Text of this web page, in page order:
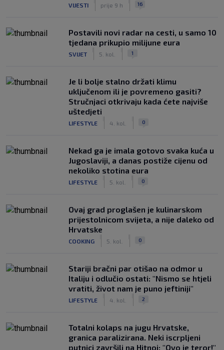
VIJESTI prije 9 h 16
Postavili novi radar na cesti, u samo 10
tjedana prikupio milijune eura
SVIJET 5. kol. 1
Je li bolje stalno držati klimu
uključenom ili je povremeno gasiti?
Stručnjaci otkrivaju kada ćete najviše
uštedjeti
LIFESTYLE 4. kol. 0
Nekad ga je imala gotovo svaka kuća u
Jugoslaviji, a danas postiže cijenu od
nekoliko stotina eura
LIFESTYLE 5. kol. 0
Ovaj grad proglašen je kulinarskom
prijestolnicom svijeta, a nije daleko od
Hrvatske
COOKING 5. kol. 0
Stariji bračni par otišao na odmor u
Italiju i odlučio ostati: "Nismo se htjeli
vratiti, život nam je puno jeftiniji"
LIFESTYLE 4. kol. 2
Totalni kolaps na jugu Hrvatske,
granica paralizirana. Neki iscrpljeni
putnici završili na Hitnoj: "Ovo je teror!"